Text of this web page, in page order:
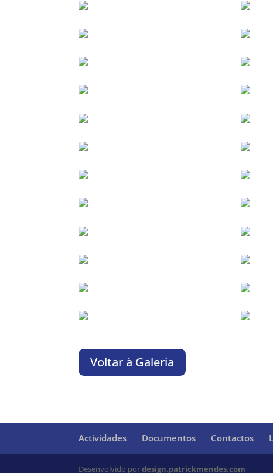
Voltar à Galeria
Actividades Documentos Contactos
Desenvolvido pordesign.patrickmendes.com